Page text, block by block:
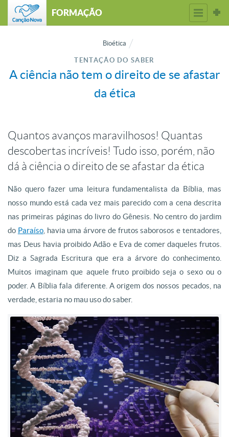
FORMAÇÃO
Bioética
TENTAÇÃO DO SABER
A ciência não tem o direito de se afastar
da ética
Quantos avanços maravilhosos! Quantas
descobertas incríveis! Tudo isso, porém, não
dá à ciência o direito de se afastar da ética
Não quero fazer uma leitura fundamentalista da Bíblia, mas
nosso mundo está cada vez mais parecido com a cena descrita
nas primeiras páginas do livro do Gênesis. No centro do jardim
do Paraíso, havia uma árvore de frutos saborosos e tentadores,
mas Deus havia proibido Adão e Eva de comer daqueles frutos.
Diz a Sagrada Escritura que era a árvore do conhecimento.
Muitos imaginam que aquele fruto proibido seja o sexo ou o
poder. A Bíblia fala diferente. A origem dos nossos pecados, na
verdade, estaria no mau uso do saber.